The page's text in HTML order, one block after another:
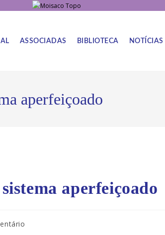
ASSOCIADAS BIBLIOTECA NOTÍCIAS
aperfeiçoado
aperfeiçoado